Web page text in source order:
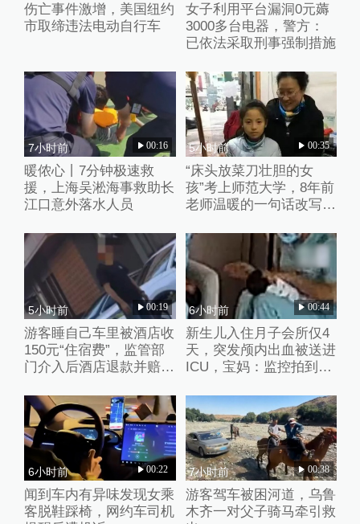
伤亡事件激增，美国纽约
市取缔违法电动自行车
女子利用平台漏洞0元薅
3000多台电器，警方：
已依法采取刑事强制措施
7小时前 00:16
暖侬心丨7分钟极速救
援，上海吴淞海事救助长
江口意外落水人员
5小时前 00:35
“床头放菜刀壮胆的女
孩”考上师范大学，8年前
老师温暖的一句话改写了
5小时前 00:19
游客睡自己车里被酒店收
150元“住宿费”，监管部
门介入后酒店退款并赔偿
6小时前 00:44
新生儿入住月子会所仅4
天，突发颅内出血被送进
ICU，宝妈：监控拍到护
6小时前 00:22
闻到车内有异味发现女乘
客脱鞋踩椅，网约车司机
7小时前 00:38
游客驾车被困河道，乌鲁
木齐一对父子骑马牵引救